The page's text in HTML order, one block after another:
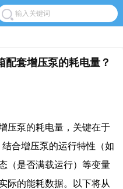
配套增压泵的耗电量？
压泵的耗电量，关键在于
合增压泵的运行特性（如
（是否满载运行）等变量
际的能耗数据。以下将从